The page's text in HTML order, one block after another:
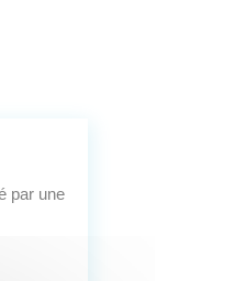
par une